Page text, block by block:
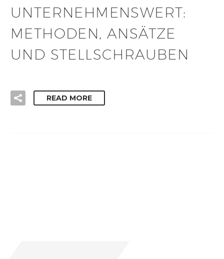
UNTERNEHMENSWERT:
METHODEN, ANSÄTZE
UND STELLSCHRAUBEN
READ MORE